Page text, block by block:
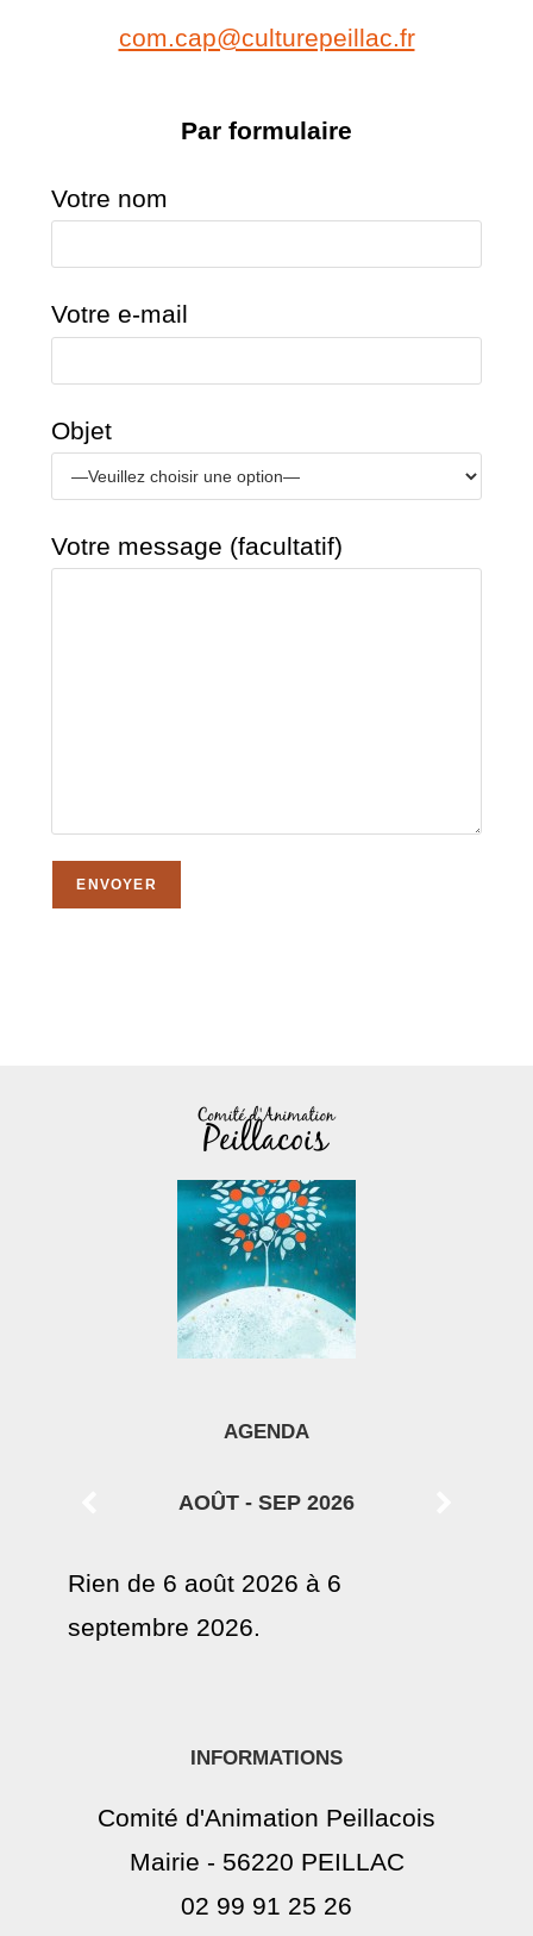
com.cap@culturepeillac.fr
Par formulaire
Votre nom
Votre e-mail
Objet
Votre message (facultatif)
AGENDA
AOÛT - SEP 2026
Rien de 6 août 2026 à 6
septembre 2026.
INFORMATIONS
Comité d'Animation Peillacois
Mairie - 56220 PEILLAC
02 99 91 25 26